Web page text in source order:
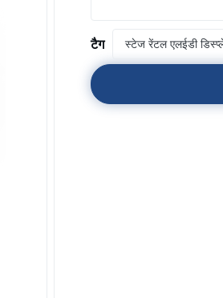
टैग स्टेज रेंटल एलईडी